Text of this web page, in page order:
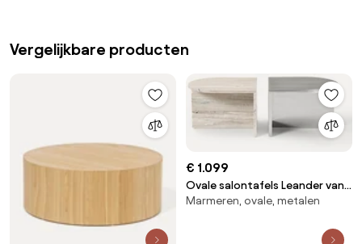
Vergelijkbare producten
€ 1.099
Ovale salontafels Leander van
metaal en marmer, 2-delig
Marmeren, ovale, metalen